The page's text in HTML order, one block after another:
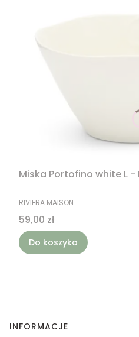
Miska Portofino white L -
PRODUCENT
RIVIERA MAISON
Cena
59,00 zł
Do koszyka
Linki w stopce
INFORMACJE